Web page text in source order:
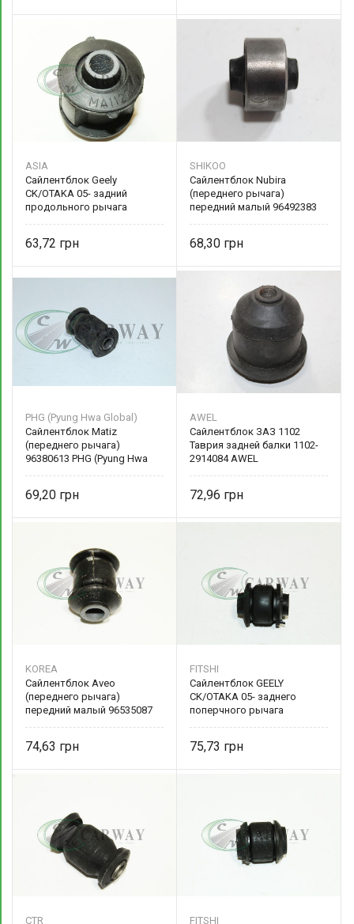
ASIA
Сайлентблок Geely
CK/OTAKA 05- задний
продольного рычага
63,72
SHIKOO
Сайлентблок Nubira
(переднего рычага)
передний малый 96492383
68,30
PHG (Pyung Hwa Global)
Сайлентблок Matiz
(переднего рычага)
96380613 PHG (Pyung Hwa
69,20
AWEL
Сайлентблок ЗАЗ 1102
Таврия задней балки 1102-
2914084 AWEL
72,96
KOREA
Сайлентблок Aveo
(переднего рычага)
передний малый 96535087
74,63
FITSHI
Сайлентблок GEELY
CK/OTAKA 05- заднего
поперчного рычага
75,73
CTR FITSHI